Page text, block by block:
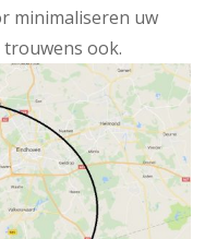
minimaliseren uw
trouwens ook.